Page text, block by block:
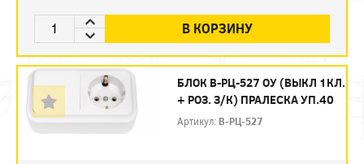
В КОРЗИНУ
БЛОК В-РЦ-527 ОУ (ВЫКЛ 1КЛ.
+ РОЗ. З/К) ПРАЛЕСКА УП.40
Артикул: В-РЦ-527